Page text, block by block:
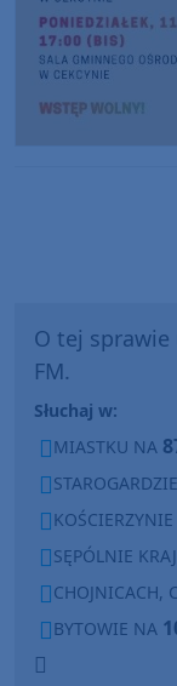
O tej sprawie
FM.
Słuchaj w:
MIASTKU NA
SĘPÓLNIE
CHOJNICACH,
BYTOWIE NA